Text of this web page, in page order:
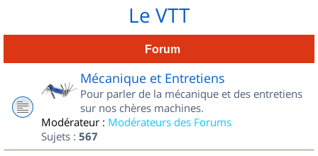
Le VTT
Forum
Mécanique et Entretiens
Pour parler de la mécanique et des entretiens
sur nos chères machines.
Modérateur : Modérateurs des Forums
Sujets : 567